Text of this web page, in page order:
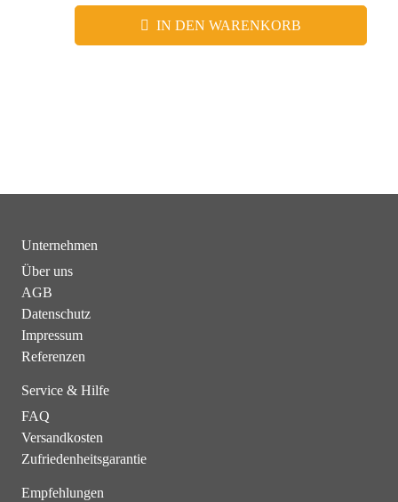
IN DEN WARENKORB
Unternehmen
Über uns
AGB
Datenschutz
Impressum
Referenzen
Service & Hilfe
FAQ
Versandkosten
Zufriedenheitsgarantie
Empfehlungen